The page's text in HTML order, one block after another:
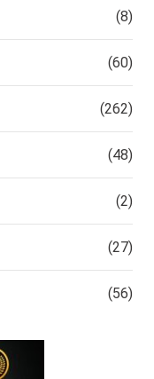
(8)
(60)
(262)
(48)
(2)
(27)
(56)